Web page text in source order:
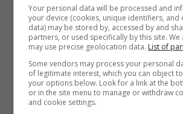
Articoli recenti
dollari: la storia dei
perduti in discarica
Realtà virtuale al top:
Your personal data will be processed and
your device (cookies, unique identifiers, and
data) may be stored by, accessed by and
partners, or used specifically by this site.
may use precise geolocation data. List of
Some vendors may process your personal
of legitimate interest, which you can object
your options below. Look for a link at the
or in the site menu to manage or withdraw
and cookie settings.